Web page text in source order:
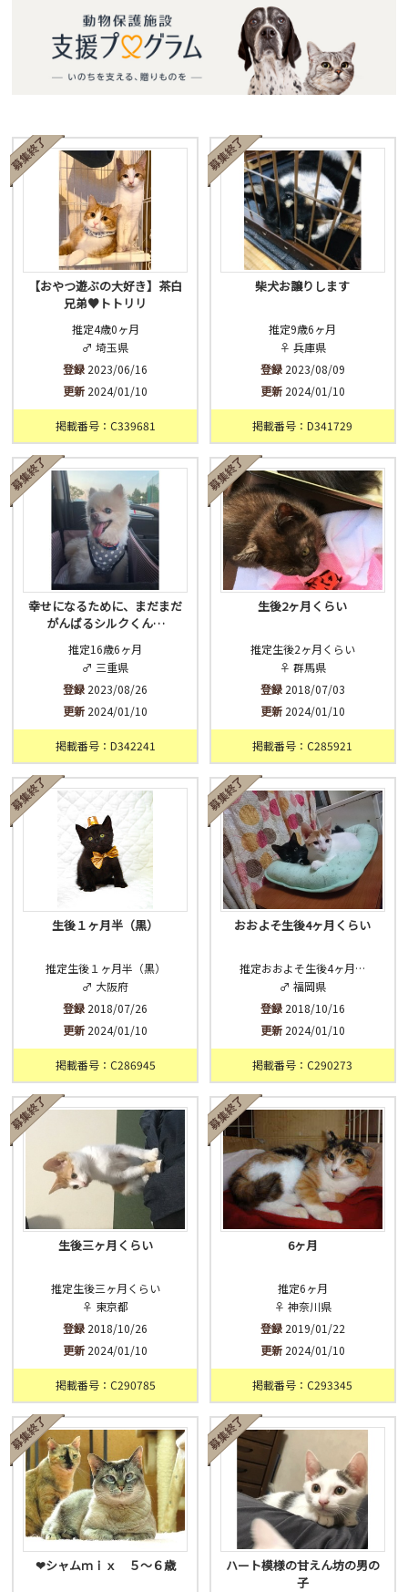
【おやつ遊ぶの大好き】茶白
兄弟♥トトリリ
推定4歳0ヶ月
♂ 埼玉県
登録 2023/06/16
更新 2024/01/10
掲載番号：C339681
柴犬お譲りします
推定9歳6ヶ月
♀ 兵庫県
登録2023/08/09
更新2024/01/10
掲載番号：D341729
幸せになるために、まだまだ
がんばるシルクくん…
推定16歳6ヶ月
♂ 三重県
登録 2023/08/26
更新 2024/01/10
掲載番号：D342241
生後2ヶ月くらい
推定生後2ヶ月くらい
♀ 群馬県
登録2018/07/03
更新2024/01/10
掲載番号：C285921
生後１ヶ月半（黒）
推定生後１ヶ月半（黒）
♂ 大阪府
登録 2018/07/26
更新 2024/01/10
掲載番号：C286945
おおよそ生後4ヶ月くらい
推定おおよそ生後4ヶ月…
♂ 福岡県
登録2018/10/16
更新2024/01/10
掲載番号：C290273
生後三ヶ月くらい
推定生後三ヶ月くらい
♀ 東京都
登録 2018/10/26
更新 2024/01/10
掲載番号：C290785
6ヶ月
推定6ヶ月
♀ 神奈川県
登録2019/01/22
更新2024/01/10
掲載番号：C293345
❤シャムｍｉｘ ５〜６歳
ハート模様の甘えん坊の男の
子